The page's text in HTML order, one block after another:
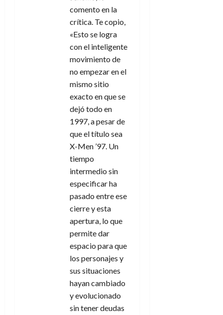
comento en la
crítica. Te copio,
«Esto se logra
con el inteligente
movimiento de
no empezar en el
mismo sitio
exacto en que se
dejó todo en
1997, a pesar de
que el título sea
X-Men ’97. Un
tiempo
intermedio sin
especificar ha
pasado entre ese
cierre y esta
apertura, lo que
permite dar
espacio para que
los personajes y
sus situaciones
hayan cambiado
y evolucionado
sin tener deudas